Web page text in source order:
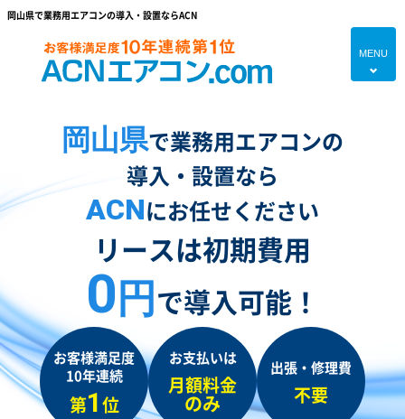
岡山県で業務用エアコンの導入・設置ならACN
MENU
4
プランのご紹介
エアコンあれこれ
初めての方へ
エアコンブログ
よくあるご質問
現地調査・お見積り無料
岡山県で業務用エアコンの
導入・設置なら
ACNにお任せください
リースは初期費用
0 円 で導入可能！
お客様満足度
10年連続
第1位
お支払いは
月額料金
のみ
出張・修理費
不要